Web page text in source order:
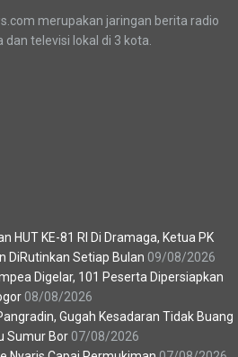
merupakan jaringan berita radio
televisi lokal di 3 kota.
HUT KE-81 RI Di Dramaga, Ketua PK
DiRutinkan Setiap Bulan 09/08/2026
Digelar, 101 Peserta Dipersiapkan
08/08/2026
Gugah Kesadaran Tidak Buang
Sumur Bor 07/08/2026